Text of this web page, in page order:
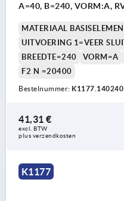
MATERIAAL
UITVOERING 1=VEER
BREEDTE=240
VORM=A
F2 N =20400
Bestelnummer:
41,31 €
excl. BTW
plus verzendkosten
K1177